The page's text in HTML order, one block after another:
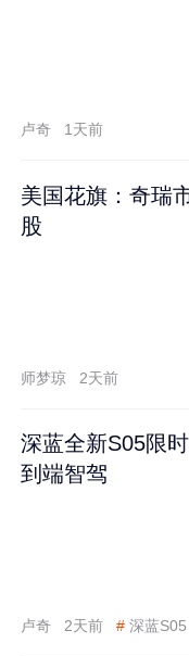
卢奇 1天前
美国花旗：奇瑞
股
师梦琼 2天前
深蓝全新S05限
到端智驾
卢奇 2天前 # 深蓝S05